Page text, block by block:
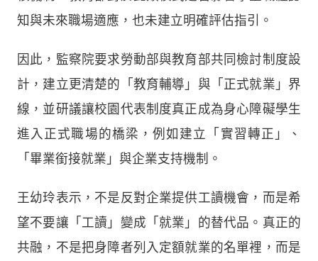
知與未來職場適應，也未建立明確評估指引。
因此，監察院要求勞動部與教育部共同檢討制度設
計，建立更清楚的「教育輔導」與「正式就業」界
線，並研議讓校園代表制度真正成為身心障礙學生
進入正式職場的橋梁，例如建立「實習轉正」、
「畢業銜接就業」與企業支持機制。
王幼玲表示，不是反對企業提供工讀機會，而是希
望不要讓「工讀」變成「就業」的替代品。真正的
共融，不是把身障者列入定額就業的名單裡，而是